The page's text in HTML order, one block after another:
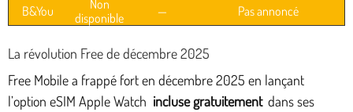
B&You
Non
disponible
— Pas annoncé
La révolution Free de décembre 2025
Free Mobile a frappé fort en décembre 2025 en lançant
l’option eSIM Apple Watch incluse gratuitement dans ses